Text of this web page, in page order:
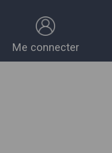
Me connecter